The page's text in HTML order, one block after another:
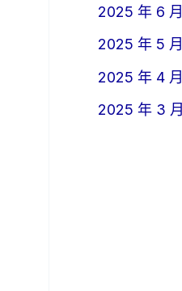
2025 年 6 月
2025 年 5 月
2025 年 4 月
2025 年 3 月